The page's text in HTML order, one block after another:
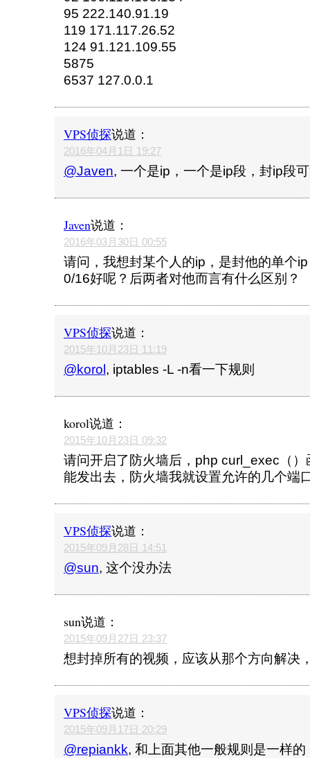
95 222.140.91.19
119 171.117.26.52
124 91.121.109.55
5875
6537 127.0.0.1
VPS侦探说道：
2016年04月1日 19:27
@Javen, 一个是ip，一个是ip段，封ip段
Javen说道：
2016年03月30日 00:55
请问，我想封某个人的ip，是封他的单个
0/16好呢？后两者对他而言有什么区别？
VPS侦探说道：
2015年10月23日 11:19
@korol , iptables -L -n看一下规则
korol说道：
2015年10月23日 09:32
请问开启了防火墙后，php curl_exec（
能发出去，防火墙我就设置允许的几个端
VPS侦探说道：
2015年09月28日 14:51
@sun, 这个没办法
sun说道：
2015年09月27日 23:37
想封掉所有的视频，应该从那个方向解决
VPS侦探说道：
2015年09月17日 20:29
@repiankk, 和上面其他一般规则是一样